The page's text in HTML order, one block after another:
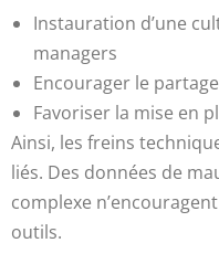
Instauration d’une
managers
Encourager le
Favoriser la mise en
Ainsi, les freins
liés. Des données de
complexe
outils.